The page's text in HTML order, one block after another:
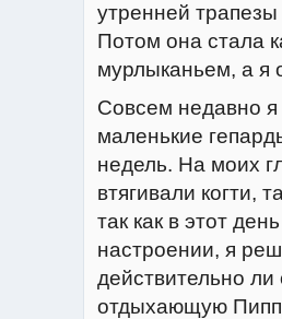
утренней
Потом она стала
мурлыканьем, а я
Совсем недавно я
маленькие
недель. На моих
втягивали когти,
так как в этот
настроении, я
действительно ли
отдыхающую